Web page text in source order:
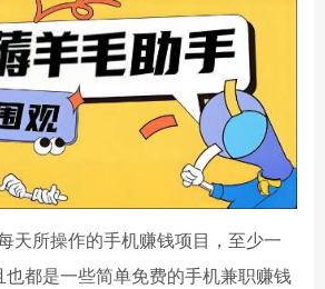
天所操作的手机赚钱项目，至少一
都是一些简单免费的手机兼职赚钱